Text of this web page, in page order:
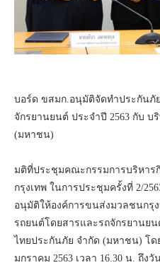
บอร์ด ขสมก.อนุมัติจัดทำประกันภั
จักรยานยนต์ ประจำปี 2563 กับ บ
(มหาชน)
มติที่ประชุมคณะกรรมการบริหาร
กรุงเทพ ในการประชุมครั้งที่ 2/
อนุมัติให้องค์การขนส่งมวลชนกรุ
รถยนต์โดยสารและรถจักรยานยน
ไทยประกันภัย จำกัด (มหาชน) โด
มกราคม 2563 เวลา 16.30 น. ถึงวั